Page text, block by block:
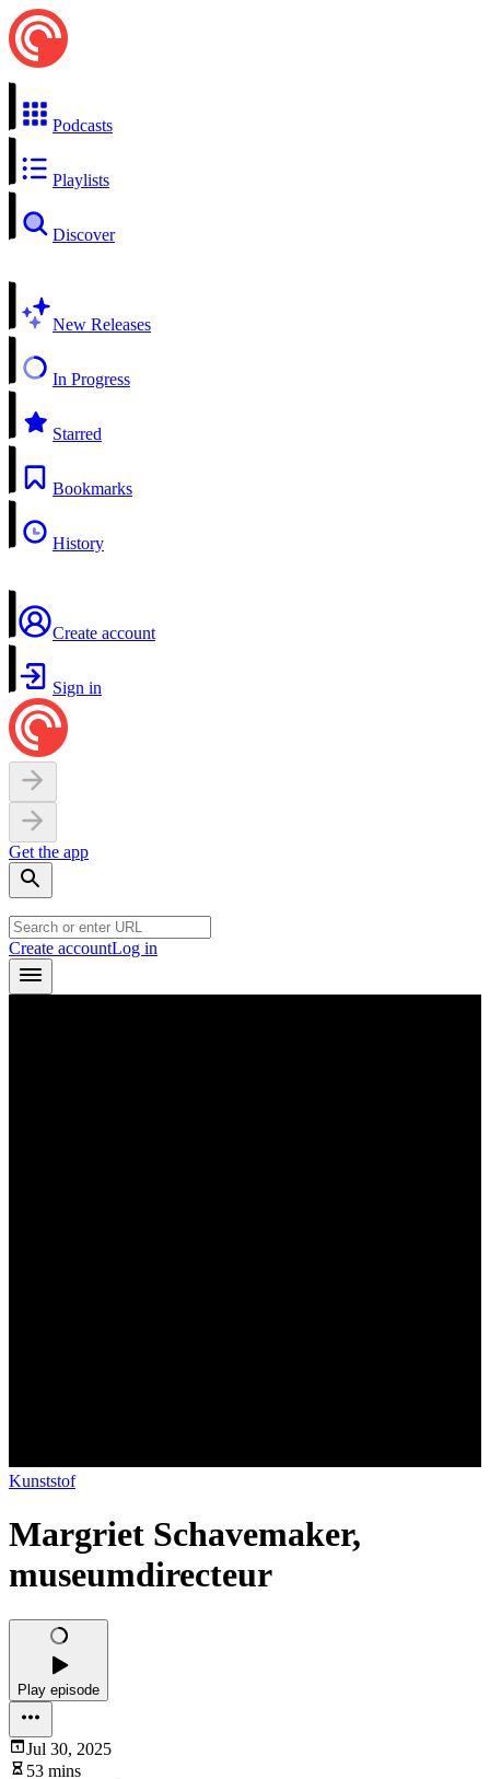
Podcasts
Playlists
Discover
New Releases
In Progress
Starred
Bookmarks
History
Create account
Sign in
Get the app
Create accountLog in
Kunststof
Margriet Schavemaker,
museumdirecteur
Play episode
Jul 30, 2025
53 mins